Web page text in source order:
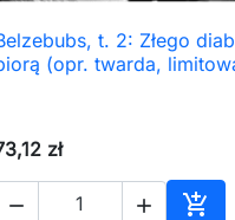
 Szybki podgląd
t. 2: Złego
(opr. twarda,
zł
  